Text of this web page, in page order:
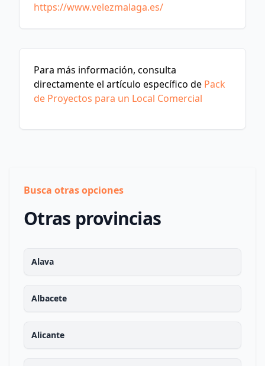
https://www.velezmalaga.es/
Para más información, consulta
directamente el artículo específico de Pack
de Proyectos para un Local Comercial
Busca otras opciones
Otras provincias
Alava
Albacete
Alicante